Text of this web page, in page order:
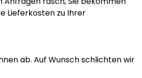
Lieferkosten zu Ihrer
ab. Auf Wunsch schlichten wir